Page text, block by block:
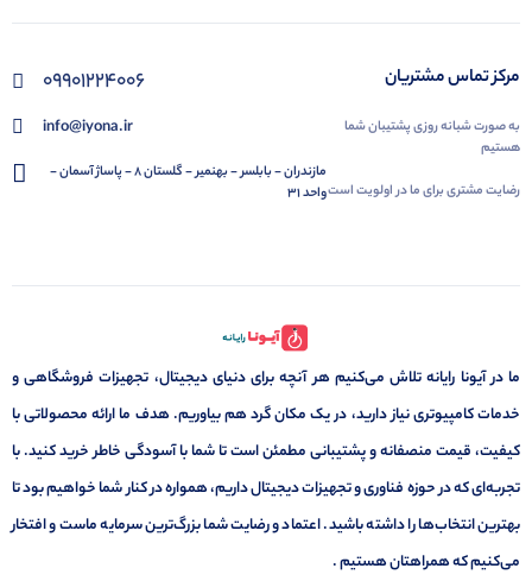
مرکز تماس مشتریان
به صورت شبانه روزی پشتیبان شما
هستیم
رضایت مشتری برای ما در اولویت است
09901224006
info@iyona.ir
مازندران - بابلسر - بهنمیر - گلستان 8 - پاساژ آسمان -
واحد 31
ما در آیونا رایانه تلاش می‌کنیم هر آنچه برای دنیای دیجیتال، تجهیزات فروشگاهی و
خدمات کامپیوتری نیاز دارید، در یک مکان گرد هم بیاوریم. هدف ما ارائه محصولاتی با
کیفیت، قیمت منصفانه و پشتیبانی مطمئن است تا شما با آسودگی خاطر خرید کنید. با
تجربه‌ای که در حوزه فناوری و تجهیزات دیجیتال داریم، همواره در کنار شما خواهیم بود تا
بهترین انتخاب‌ها را داشته باشید. اعتماد و رضایت شما بزرگ‌ترین سرمایه ماست و افتخار
می‌کنیم که همراهتان هستیم .